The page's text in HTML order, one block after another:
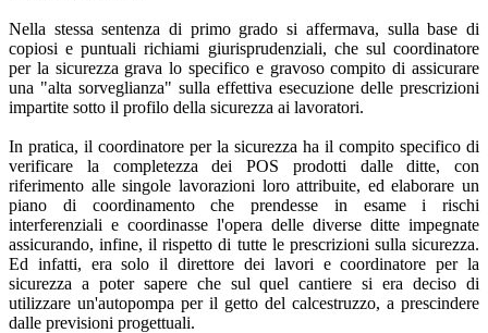
Nella stessa sentenza di primo grado si affermava, sulla base di
copiosi e puntuali richiami giurisprudenziali, che sul coordinatore
per la sicurezza grava lo specifico e gravoso compito di assicurare
una "alta sorveglianza" sulla effettiva esecuzione delle prescrizioni
impartite sotto il profilo della sicurezza ai lavoratori.
In pratica, il coordinatore per la sicurezza ha il compito specifico di
verificare la completezza dei POS prodotti dalle ditte, con
riferimento alle singole lavorazioni loro attribuite, ed elaborare un
piano di coordinamento che prendesse in esame i rischi
interferenziali e coordinasse l'opera delle diverse ditte impegnate
assicurando, infine, il rispetto di tutte le prescrizioni sulla sicurezza.
Ed infatti, era solo il direttore dei lavori e coordinatore per la
sicurezza a poter sapere che sul quel cantiere si era deciso di
utilizzare un'autopompa per il getto del calcestruzzo, a prescindere
dalle previsioni progettuali.